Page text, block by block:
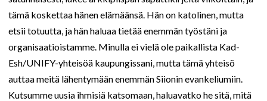
tämä koskettaa hänen elämäänsä. Hän on katolinen, mutta
etsii totuutta, ja hän haluaa tietää enemmän työstäni ja
organisaatioistamme. Minulla ei vielä ole paikallista Kad-
Esh/UNIFY-yhteisöä kaupungissani, mutta tämä yhteisö
auttaa meitä lähentymään enemmän Siionin evankeliumiin.
Kutsumme uusia ihmisiä katsomaan, haluavatko he sitä, mitä